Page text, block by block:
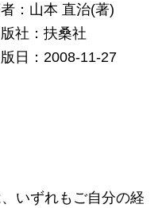
：山本 直治(著)
社：扶桑社
日：2008-11-27
いずれもご自分の経